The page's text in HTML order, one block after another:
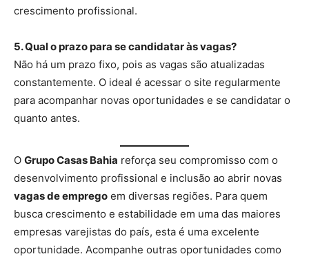
crescimento profissional.
5. Qual o prazo para se candidatar às vagas?
Não há um prazo fixo, pois as vagas são atualizadas
constantemente. O ideal é acessar o site regularmente
para acompanhar novas oportunidades e se candidatar o
quanto antes.
O Grupo Casas Bahia reforça seu compromisso com o
desenvolvimento profissional e inclusão ao abrir novas
vagas de emprego em diversas regiões. Para quem
busca crescimento e estabilidade em uma das maiores
empresas varejistas do país, esta é uma excelente
oportunidade. Acompanhe outras oportunidades como